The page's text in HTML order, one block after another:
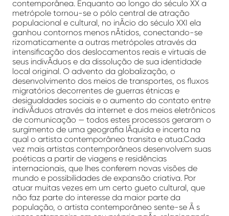
contemporânea. Enquanto ao longo do século XX a
metrópole tornou-se o pólo central de atração
populacional e cultural, no inÃ­cio do século XXI ela
ganhou contornos menos nÃ­tidos, conectando-se
rizomaticamente a outras metrópoles através da
intensificação dos deslocamentos reais e virtuais de
seus indivÃ­duos e da dissolução de sua identidade
local original. O advento da globalização, o
desenvolvimento dos meios de transportes, os fluxos
migratórios decorrentes de guerras étnicas e
desigualdades sociais e o aumento do contato entre
indivÃ­duos através da internet e dos meios eletrônicos
de comunicação — todos estes processos geraram o
surgimento de uma geografia lÃ­quida e incerta na
qual o artista contemporâneo transita e atua.Cada
vez mais artistas contemporâneos desenvolvem suas
poéticas a partir de viagens e residências
internacionais, que lhes conferem novas visões de
mundo e possibilidades de expansão criativa. Por
atuar muitas vezes em um certo gueto cultural, que
não faz parte do interesse da maior parte da
população, o artista contemporâneo sente-se Ã s